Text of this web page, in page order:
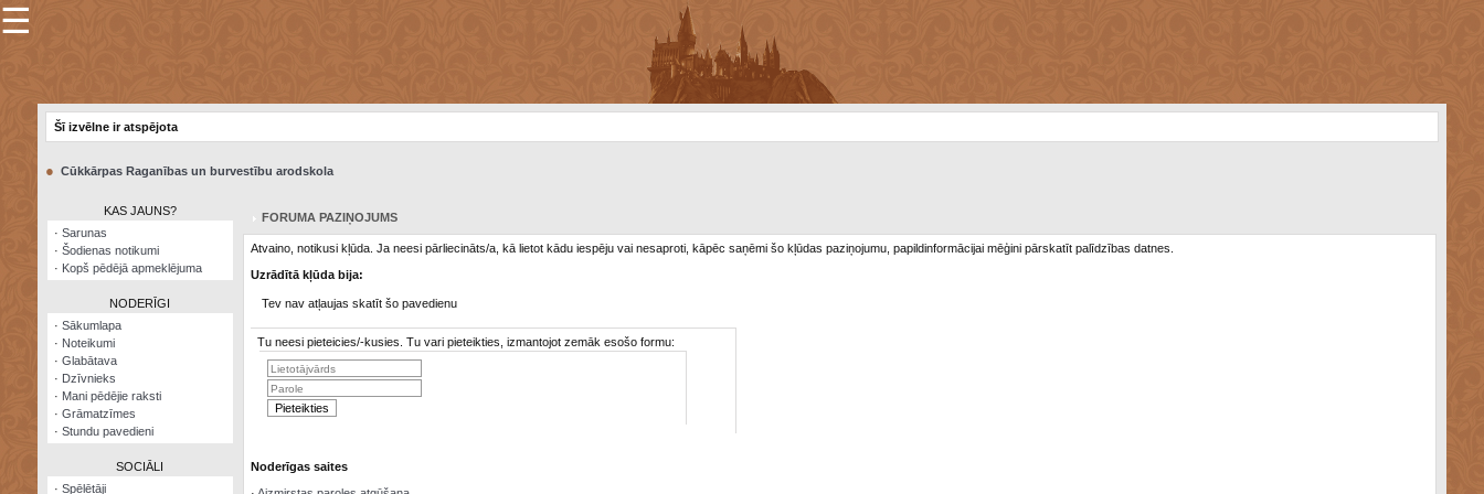
×
Šodienas
Visatcera
almanahs
☰
Šī izvēlne ir atspējota
● Cūkkārpas Raganības un burvestību arodskola
KAS JAUNS?
· Sarunas
· Šodienas notikumi
· Kopš pēdējā apmeklējuma
NODERĪGI
· Sākumlapa
· Noteikumi
· Glabātava
· Dzīvnieks
· Mani pēdējie raksti
· Grāmatzīmes
· Stundu pavedieni
SOCIĀLI
· Spēlētāji
FORUMA PAZIŅOJUMS
Atvaino, notikusi kļūda. Ja neesi pārliecināts/a, kā lietot kādu iespēju vai nesaproti, kāpēc saņēmi šo kļūdas paziņojumu, papildinformācijai mēģini pārskatīt palīdzības datnes.
Uzrādītā kļūda bija:
Tev nav atļaujas skatīt šo pavedienu
Tu neesi pieteicies/-kusies. Tu vari pieteikties, izmantojot zemāk esošo formu:
Noderīgas saites